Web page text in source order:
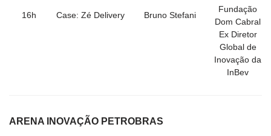
16h Case: Zé Delivery Bruno Stefani
Fundação
Dom Cabral
Ex Diretor
Global de
Inovação da
InBev
ARENA INOVAÇÃO PETROBRAS